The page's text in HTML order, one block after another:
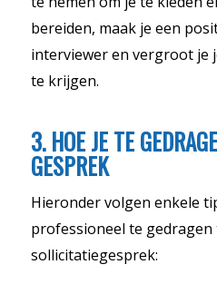
bereiden, maak je een
interviewer en vergroot je
te krijgen.
3. HOE JE TE
GESPREK
Hieronder volgen enkele
professioneel te
sollicitatiegesprek: